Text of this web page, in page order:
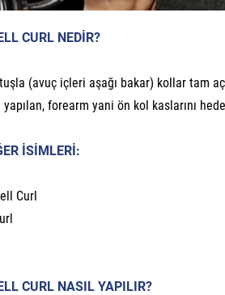
CURL NEDİR?
(avuç içleri aşağı bakar) kollar tam
forearm yani ön kol kaslarını
İSİMLERİ:
Curl
CURL NASIL YAPILIR?